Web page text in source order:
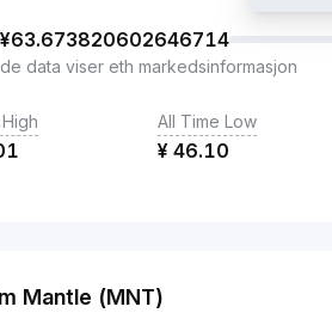
¥63.673820602646714
data viser eth markedsinformasjon
All Time Low
¥ 46.10
Mantle (MNT)